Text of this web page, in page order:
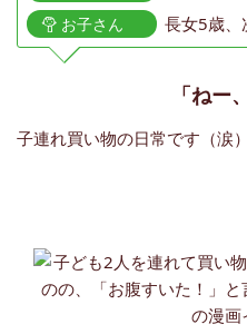
お子さん 長女5歳、
「ねー
子連れ買い物の日常です（涙）